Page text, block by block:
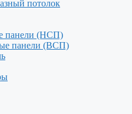
потолок
панели (НСП)
панели (ВСП)